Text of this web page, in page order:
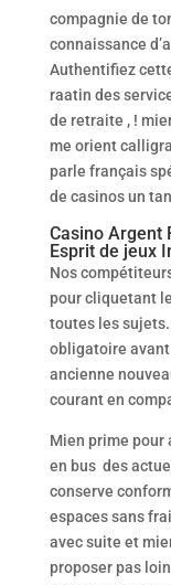
compagnie de
connaissance
Authentifiez
raatin des
de retraite , !
me orient
parle français
de casinos un
Casino Argent
Esprit de jeux
Nos
pour cliquetant
toutes les
obligatoire
ancienne
courant en
Mien prime pour
en bus des
conserve
espaces sans
avec suite et
proposer pas